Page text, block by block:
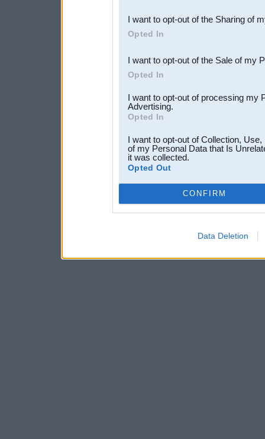
Downstream Participants
third parties.
I want to opt-out of the Sharing of
Opted In
I want to opt-out of the Sale of my
Opted In
I want to opt-out of processing my
Advertising.
Opted In
I want to opt-out of Collection,
of my Personal Data that Is
it was collected.
Opted Out
CONFIRM
Data Deletion